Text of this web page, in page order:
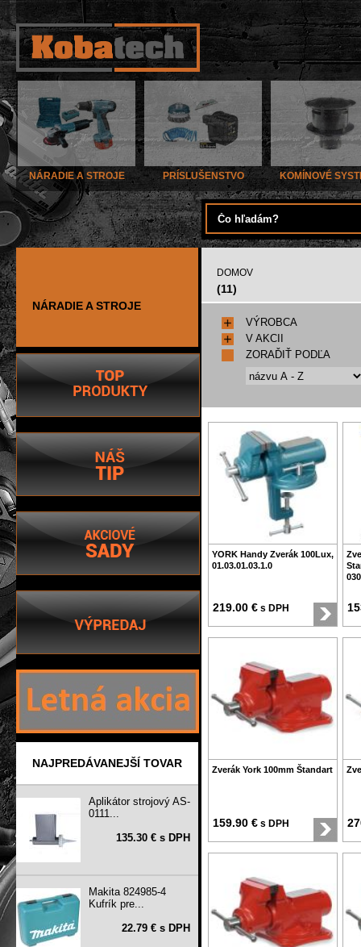
NÁRADIE A STROJE PRÍSLUŠENSTVO KOMÍNOVÉ
NÁRADIE A STROJE
NAJPREDÁVANEJŠÍ TOVAR
Aplikátor strojový AS-
0111...
135.30 € s DPH
Makita 824985-4
Kufrík pre...
22.79 € s DPH
DOMOV
(11)
VÝROBCA
V AKCII
ZORAĎIŤ PODĽA
YORK Handy Zverák 100Lux,
01.03.01.03.1.0
219.00 € s DPH
Zverák York 100mm Štandart
159.90 € s DPH